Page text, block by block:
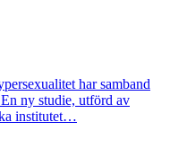
har samband
ny studie, utförd av
institutet…